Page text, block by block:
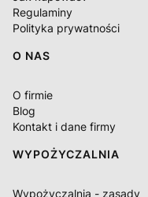
Regulaminy
Polityka prywatności
O NAS
O firmie
Blog
Kontakt i dane firmy
WYPOŻYCZALNIA
Wypożyczalnia - zasady